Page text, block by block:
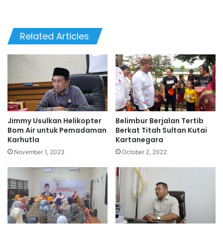
Related Articles
Jimmy Usulkan Helikopter
Bom Air untuk Pemadaman
Karhutla
November 1, 2023
Belimbur Berjalan Tertib
Berkat Titah Sultan Kutai
Kartanegara
October 2, 2022